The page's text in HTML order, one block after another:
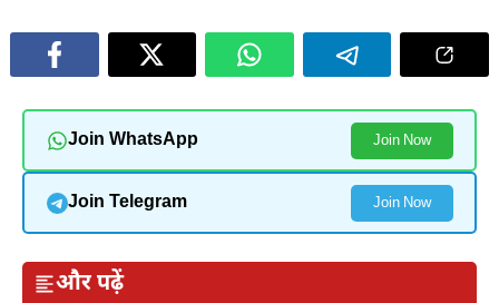
Join WhatsApp Join Now
Join Telegram Join Now
और पढ़ें